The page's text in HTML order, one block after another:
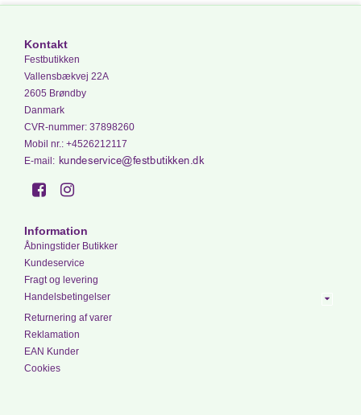
Kontakt
Festbutikken
Vallensbækvej 22A
2605 Brøndby
Danmark
CVR-nummer: 37898260
Mobil nr.: +4526212117
E-mail :
Information
Åbningstider Butikker
Kundeservice
Fragt og levering
Handelsbetingelser
Returnering af varer
Reklamation
EAN Kunder
Cookies